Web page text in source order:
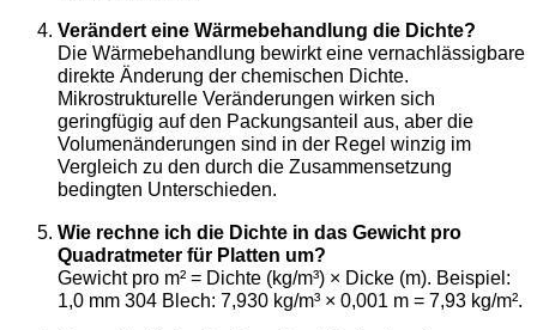
Verändert eine Wärmebehandlung die Dichte?
Die Wärmebehandlung bewirkt eine vernachlässigbare
direkte Änderung der chemischen Dichte.
Mikrostrukturelle Veränderungen wirken sich
geringfügig auf den Packungsanteil aus, aber die
Volumenänderungen sind in der Regel winzig im
Vergleich zu den durch die Zusammensetzung
bedingten Unterschieden.
Wie rechne ich die Dichte in das Gewicht pro
Quadratmeter für Platten um?
Gewicht pro m² = Dichte (kg/m³) × Dicke (m). Beispiel:
1,0 mm 304 Blech: 7,930 kg/m³ × 0,001 m = 7,93 kg/m².